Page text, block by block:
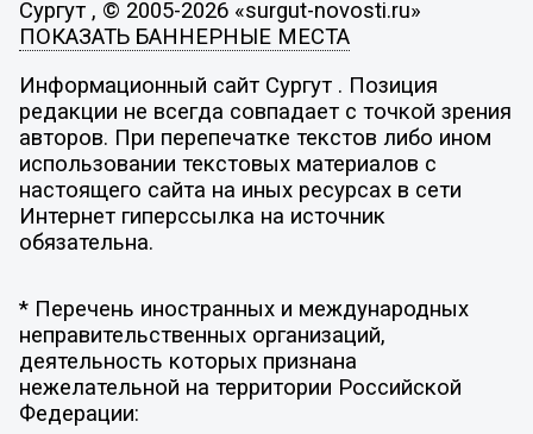
Сургут , © 2005-2026 «surgut-novosti.ru»
ПОКАЗАТЬ БАННЕРНЫЕ МЕСТА
Информационный сайт Сургут . Позиция
редакции не всегда совпадает с точкой зрения
авторов. При перепечатке текстов либо ином
использовании текстовых материалов с
настоящего сайта на иных ресурсах в сети
Интернет гиперссылка на источник
обязательна.
* Перечень иностранных и международных
неправительственных организаций,
деятельность которых признана
нежелательной на территории Российской
Федерации: